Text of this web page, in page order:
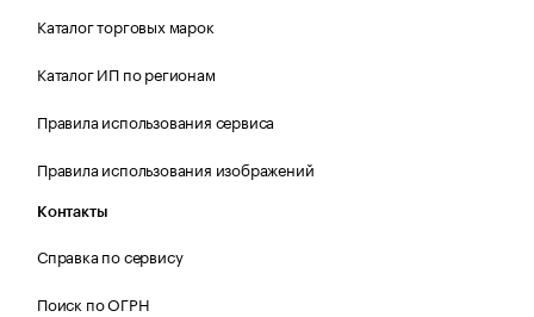
Каталог торговых марок
Каталог ИП по регионам
Правила использования сервиса
Правила использования изображений
Контакты
Справка по сервису
Поиск по ОГРН